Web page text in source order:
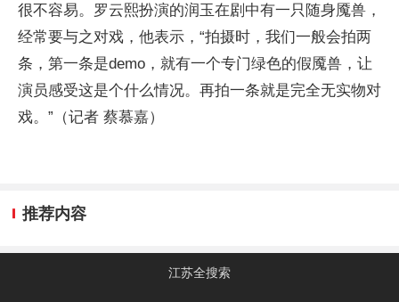
很不容易。罗云熙扮演的润玉在剧中有一只随身魇兽，
经常要与之对戏，他表示，“拍摄时，我们一般会拍两
条，第一条是demo，就有一个专门绿色的假魇兽，让
演员感受这是个什么情况。再拍一条就是完全无实物对
戏。”（记者 蔡慕嘉）
推荐内容
江苏全搜索